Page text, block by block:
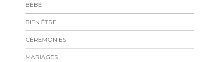
BÉBÉ
BIEN ÊTRE
CÉREMONIES
MARIAGES